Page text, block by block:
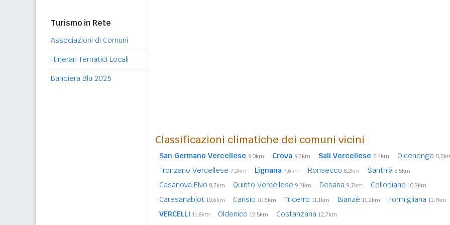
Turismo in Rete
Associazioni di Comuni
Itinerari Tematici Locali
Bandiera Blu 2025
Classificazioni climatiche dei comuni vicini
San Germano Vercellese 3,0km Crova 4,2km Sali Vercellese 5,4km Olcenengo
Tronzano Vercellese 7,3km Lignana 7,6km Ronsecco 8,2km Santhià 8,5km
Casanova Elvo 8,7km Quinto Vercellese 9,7km Desana 9,7km Collobiano 10,3km
Caresanablot 10,6km Carisio 10,6km Tricerro 11,1km Bianzè 11,2km Formigliana 11,7km
VERCELLI 11,8km Oldenico 12,5km Costanzana 12,7km